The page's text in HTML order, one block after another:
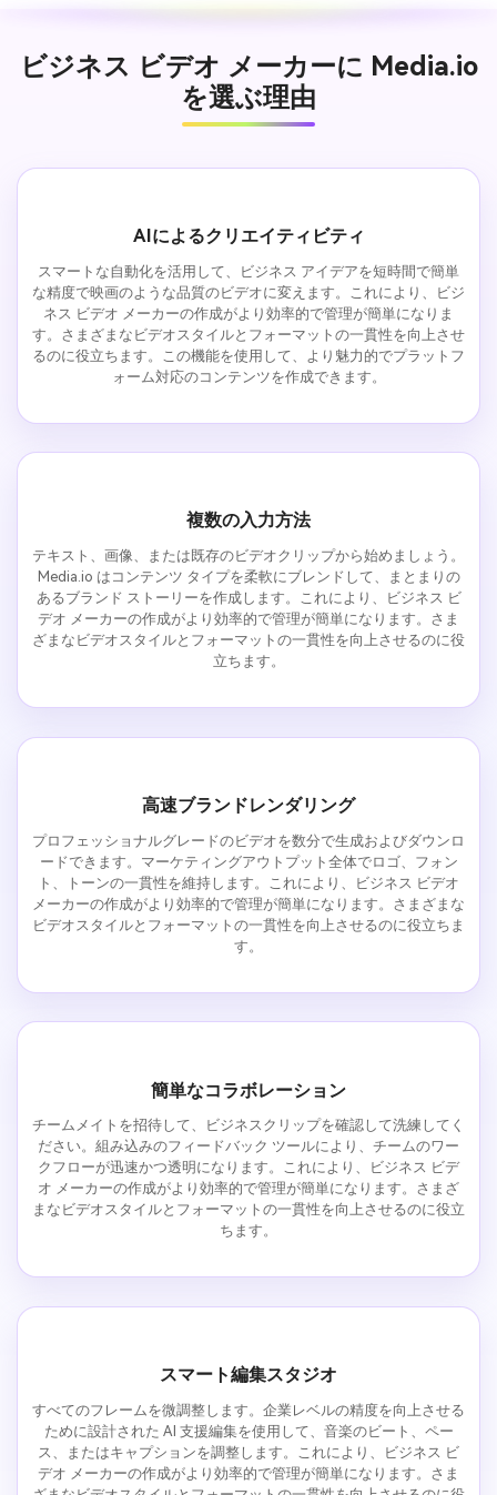
ビジネス ビデオ メーカーに Media.io
を選ぶ理由
AIによるクリエイティビティ
スマートな自動化を活用して、ビジネス アイデアを短時間で簡単
な精度で映画のような品質のビデオに変えます。これにより、ビジ
ネス ビデオ メーカーの作成がより効率的で管理が簡単になりま
す。さまざまなビデオスタイルとフォーマットの一貫性を向上させ
るのに役立ちます。この機能を使用して、より魅力的でプラットフ
ォーム対応のコンテンツを作成できます。
複数の入力方法
テキスト、画像、または既存のビデオクリップから始めましょう。
Media.io はコンテンツ タイプを柔軟にブレンドして、まとまりの
あるブランド ストーリーを作成します。これにより、ビジネス ビ
デオ メーカーの作成がより効率的で管理が簡単になります。さま
ざまなビデオスタイルとフォーマットの一貫性を向上させるのに役
立ちます。
高速ブランドレンダリング
プロフェッショナルグレードのビデオを数分で生成およびダウンロ
ードできます。マーケティングアウトプット全体でロゴ、フォン
ト、トーンの一貫性を維持します。これにより、ビジネス ビデオ
メーカーの作成がより効率的で管理が簡単になります。さまざまな
ビデオスタイルとフォーマットの一貫性を向上させるのに役立ちま
す。
簡単なコラボレーション
チームメイトを招待して、ビジネスクリップを確認して洗練してく
ださい。組み込みのフィードバック ツールにより、チームのワー
クフローが迅速かつ透明になります。これにより、ビジネス ビデ
オ メーカーの作成がより効率的で管理が簡単になります。さまざ
まなビデオスタイルとフォーマットの一貫性を向上させるのに役立
ちます。
スマート編集スタジオ
すべてのフレームを微調整します。企業レベルの精度を向上させる
ために設計された AI 支援編集を使用して、音楽のビート、ペー
ス、またはキャプションを調整します。これにより、ビジネス ビ
デオ メーカーの作成がより効率的で管理が簡単になります。さま